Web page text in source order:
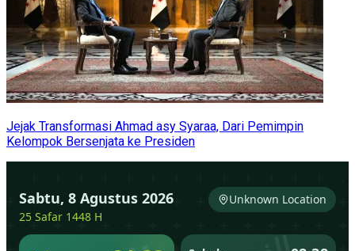
Jejak Transformasi Ahmad asy Syaraa, Dari Pemimpin
Kelompok Bersenjata ke Presiden